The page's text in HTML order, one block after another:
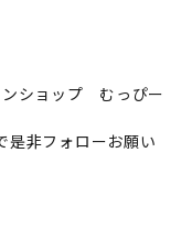
ンショップ むっぴー
是非フォローお願い